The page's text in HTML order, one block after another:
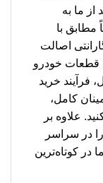
از ما به
مطابق با
اصالت
قطعات خودرو
فرآیند خرید
کامل،
علاوه بر
در سراسر
در کوتاه‌ترین